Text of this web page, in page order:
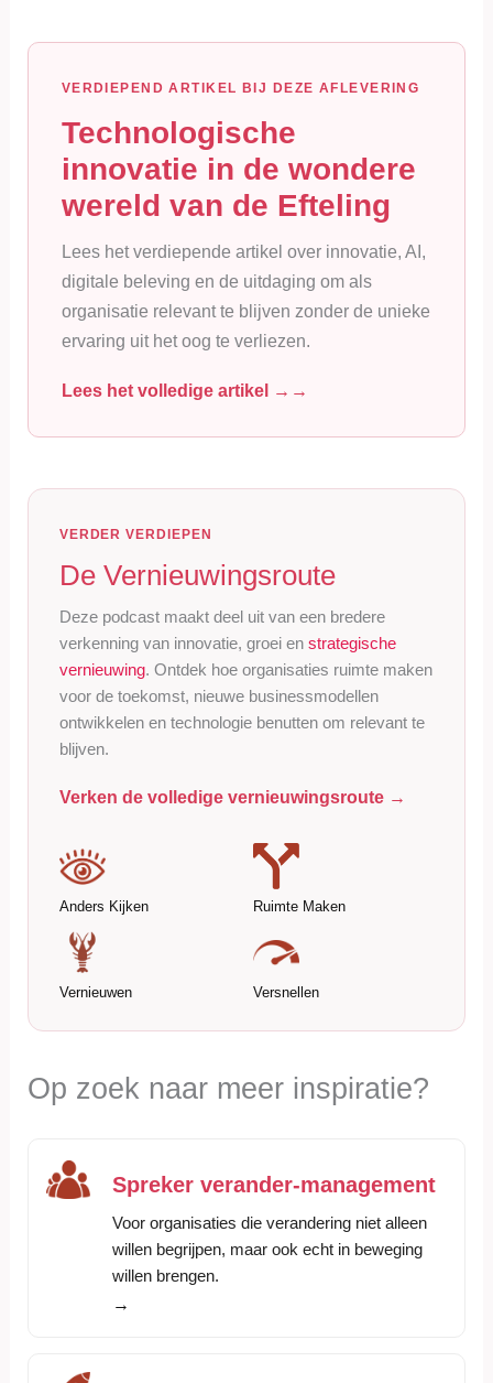
VERDIEPEND ARTIKEL BIJ DEZE AFLEVERING
Technologische
innovatie in de wondere
wereld van de Efteling
Lees het verdiepende artikel over innovatie, AI,
digitale beleving en de uitdaging om als
organisatie relevant te blijven zonder de unieke
ervaring uit het oog te verliezen.
Lees het volledige artikel →
VERDER VERDIEPEN
De Vernieuwingsroute
Deze podcast maakt deel uit van een bredere
verkenning van innovatie, groei en strategische
vernieuwing. Ontdek hoe organisaties ruimte maken
voor de toekomst, nieuwe businessmodellen
ontwikkelen en technologie benutten om relevant te
blijven.
Verken de volledige vernieuwingsroute →
Anders Kijken Ruimte Maken
Vernieuwen Versnellen
Op zoek naar meer inspiratie?
Spreker verander-management
Voor organisaties die verandering niet alleen
willen begrijpen, maar ook echt in beweging
willen brengen.
→